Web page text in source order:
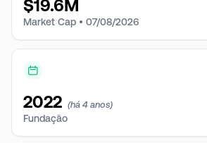
$19.6M
Market Cap • 07/08/2026
2022 (há 4 anos)
Fundação